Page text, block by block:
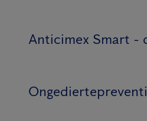
Anticimex Smart -